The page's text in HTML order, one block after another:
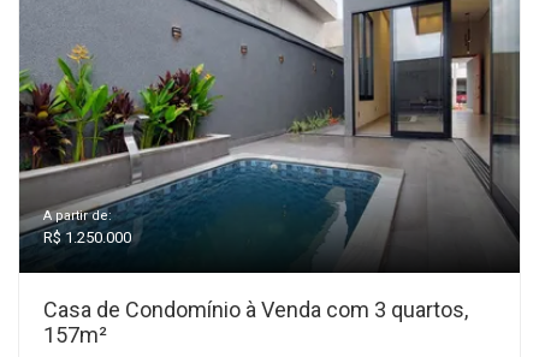
A partir de:
R$ 1.250.000
Casa de Condomínio à Venda com 3 quartos,
157m²